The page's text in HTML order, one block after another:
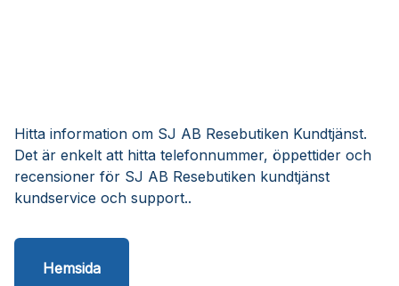
Hitta information om SJ AB Resebutiken Kundtjänst.
Det är enkelt att hitta telefonnummer, öppettider och
recensioner för SJ AB Resebutiken kundtjänst
kundservice och support..
Hemsida